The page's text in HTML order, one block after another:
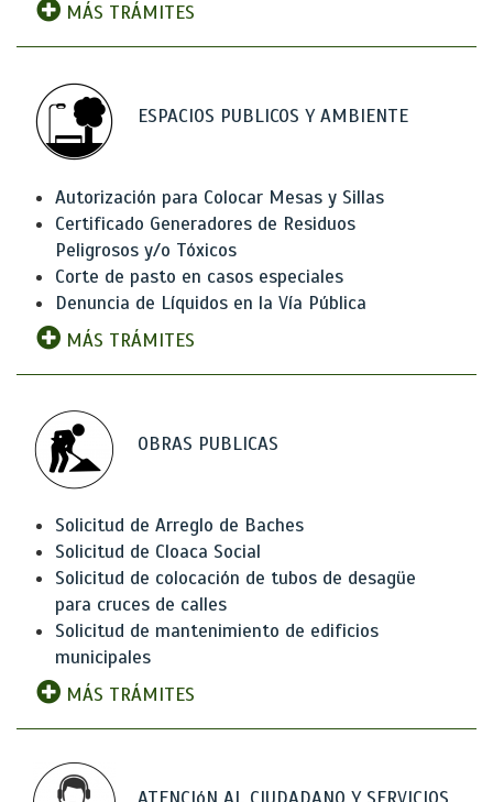
MÁS TRÁMITES
ESPACIOS PUBLICOS Y AMBIENTE
Autorización para Colocar Mesas y Sillas
Certificado Generadores de Residuos
Peligrosos y/o Tóxicos
Corte de pasto en casos especiales
Denuncia de Líquidos en la Vía Pública
MÁS TRÁMITES
OBRAS PUBLICAS
Solicitud de Arreglo de Baches
Solicitud de Cloaca Social
Solicitud de colocación de tubos de desagüe
para cruces de calles
Solicitud de mantenimiento de edificios
municipales
MÁS TRÁMITES